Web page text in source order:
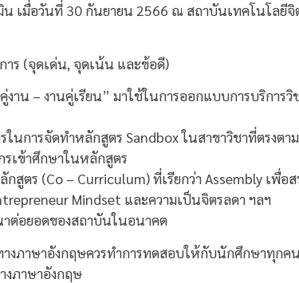
น เมื่อวันที่ 30 กันยายน 2566 ณ สถาบันเทคโนโลยี
าร (จุดเด่น, จุดเน้น และข้อดี)
าน – งานคู่เรียน” มาใช้ในการออกแบบการบริการ
นการจัดทำหลักสูตร Sandbox ในสาขาวิชาที่ตรงตา
เข้าศึกษาในหลักสูตร
กสูตร (Co – Curriculum) ที่เรียกว่า Assembly เพื่อ
Mindset และความเป็นจิตรลดา ฯลฯ
ต่อยอดของสถาบันในอนาคต
งภาษาอังกฤษควรทำการทดสอบให้กับนักศึกษาทุกค
ภาษาอังกฤษ